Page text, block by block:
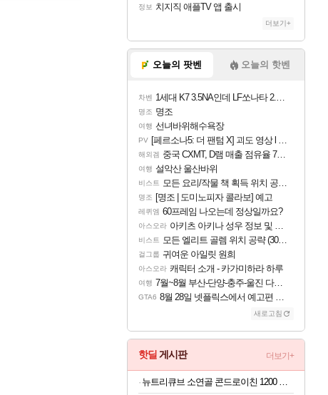
정보 치지직 애플TV 앱 출시
더보기+
오늘의 팟벤 오늘의 핫벤
차벤 1세대 K7 3.5NA인데 LF쏘나타 2.0NA 기변하면 유류비 절약이 얼마나 될까요..?
명조 명조
여행 선녀바위해수욕장
PV [페르소나5: 더 팬텀 X] 괴도 영상 l 타카마키 안·댄싱 스타
해외겜 중국 CXMT, D램 매출 점유율 7%…글로벌 4위로 부상
여행 설악산 울산바위
비스트 모든 요리/작물 책 획득 위치 공략 (36개) - 미식가 도전과제
명조 [명조 | 도미노피자 콜라보] 예고
레퀴엠 60프레임 나오는데 정상일까요?
아스오라 아키츠 아키나 성우 정보 및 주요 필모
비스트 모든 엘리트 골렘 위치 공략 (30개) - 방랑 결투가
걸그룹 귀여운 아일릿 원희
아스오라 캐릭터 소개 - 카가미하라 하루
여행 7월~8월 부산-단양-충주-울진 다녀왔어요~
GTA6 8월 28일 넷플릭스에서 예고편 공개 예정
새로고침
핫딜 게시판 더보기+